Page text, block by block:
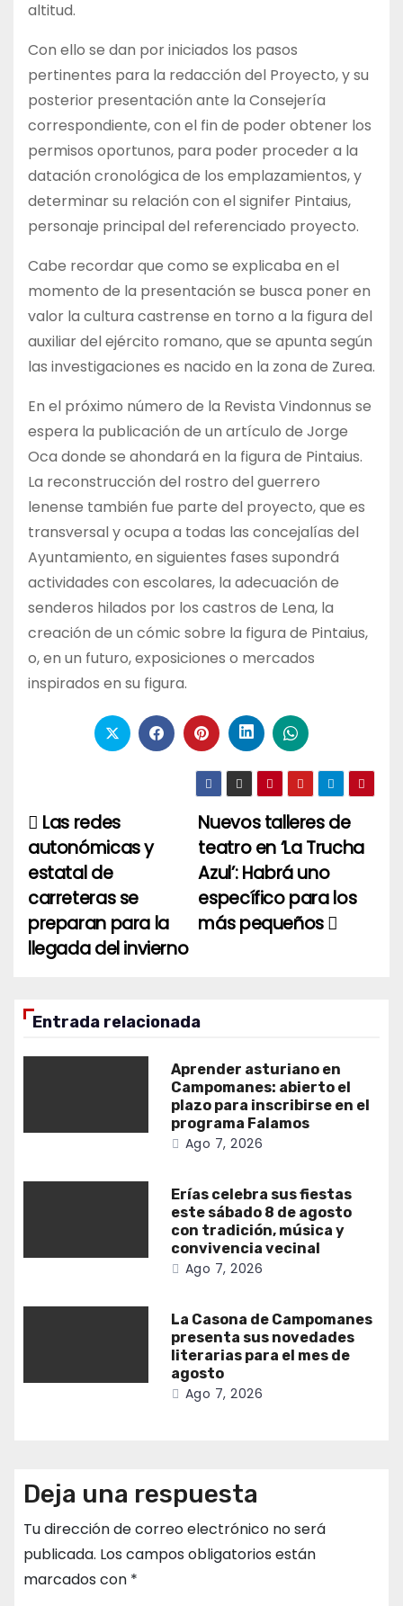
altitud.
Con ello se dan por iniciados los pasos
pertinentes para la redacción del Proyecto, y su
posterior presentación ante la Consejería
correspondiente, con el fin de poder obtener los
permisos oportunos, para poder proceder a la
datación cronológica de los emplazamientos, y
determinar su relación con el signifer Pintaius,
personaje principal del referenciado proyecto.
Cabe recordar que como se explicaba en el
momento de la presentación se busca poner en
valor la cultura castrense en torno a la figura del
auxiliar del ejército romano, que se apunta según
las investigaciones es nacido en la zona de Zurea.
En el próximo número de la Revista Vindonnus se
espera la publicación de un artículo de Jorge
Oca donde se ahondará en la figura de Pintaius.
La reconstrucción del rostro del guerrero
lenense también fue parte del proyecto, que es
transversal y ocupa a todas las concejalías del
Ayuntamiento, en siguientes fases supondrá
actividades con escolares, la adecuación de
senderos hilados por los castros de Lena, la
creación de un cómic sobre la figura de Pintaius,
o, en un futuro, exposiciones o mercados
inspirados en su figura.
Navegación
de
entradas
Nuevos talleres de
teatro en ‘La Trucha
Azul’: Habrá uno
específico para los
más pequeños
Las redes
autonómicas y
estatal de
carreteras se
preparan para la
llegada del invierno
Entrada relacionada
Aprender asturiano en
Campomanes: abierto el
plazo para inscribirse en el
programa Falamos
Ago 7, 2026
Erías celebra sus fiestas
este sábado 8 de agosto
con tradición, música y
convivencia vecinal
Ago 7, 2026
La Casona de Campomanes
presenta sus novedades
literarias para el mes de
agosto
Ago 7, 2026
Deja una respuesta
Tu dirección de correo electrónico no será
publicada. Los campos obligatorios están
marcados con *